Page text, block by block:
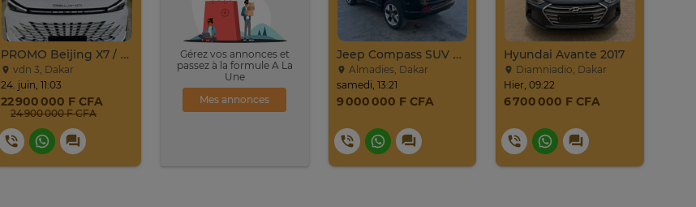
PROMO Beijing X7 / 2025
vdn 3, Dakar
24. juin, 11:03
22 900 000 F CFA
24 900 000 F CFA
Gérez vos annonces et
passez à la formule A La
Une
Mes annonces
Jeep Compass SUV Noir Essence Automatique
Almadies, Dakar
samedi, 13:21
9 000 000 F CFA
Hyundai Avante 2017
Diamniadio, Dakar
Hier, 09:22
6 700 000 F CFA